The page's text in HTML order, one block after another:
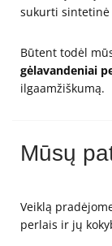
sukurti sintetinė
Būtent todėl
gėlavandeniai
ilgaamžiškumą.
Mūsų
Veiklą
perlais ir jų